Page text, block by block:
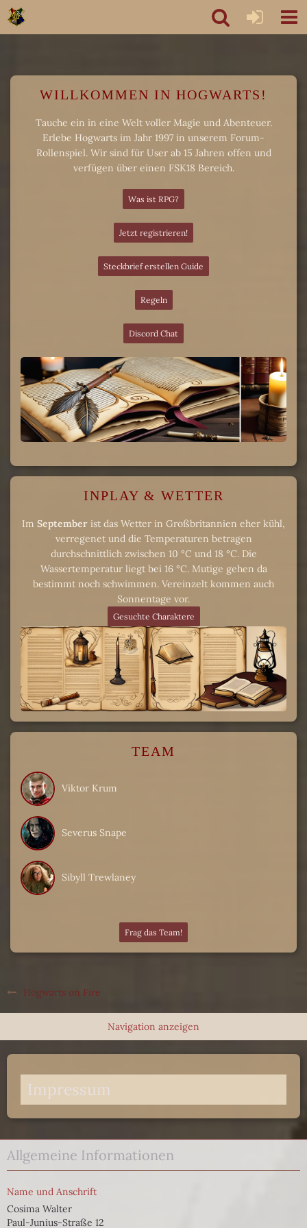
WILLKOMMEN IN HOGWARTS!
Tauche ein in eine Welt voller Magie und Abenteuer.
Erlebe Hogwarts im Jahr 1997 in unserem Forum-
Rollenspiel. Wir sind für User ab 15 Jahren offen und
verfügen über einen FSK18 Bereich.
Was ist RPG?
Jetzt registrieren!
Steckbrief erstellen Guide
Regeln
Discord Chat
INPLAY & WETTER
Im September ist das Wetter in Großbritannien eher kühl,
verregenet und die Temperaturen betragen
durchschnittlich zwischen 10 °C und 18 °C. Die
Wassertemperatur liegt bei 16 °C. Mutige gehen da
bestimmt noch schwimmen. Vereinzelt kommen auch
Sonnentage vor.
Gesuchte Charaktere
TEAM
Viktor Krum
Severus Snape
Sibyll Trewlaney
Frag das Team!
Hogwarts on Fire
Impressum
Allgemeine Informationen
Name und Anschrift
Cosima Walter
Paul-Junius-Straße 12